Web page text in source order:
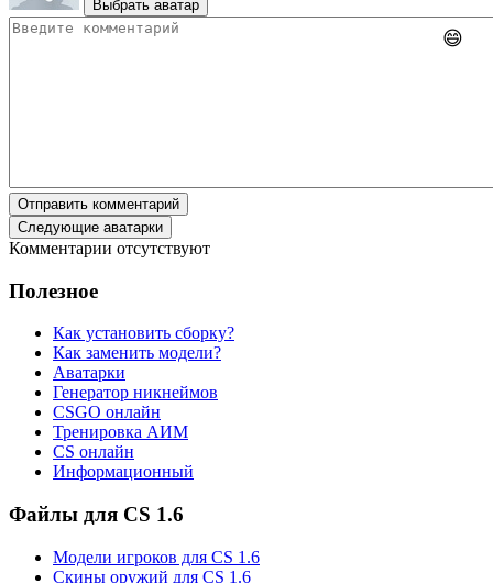
Выбрать аватар
😄
Отправить комментарий
Следующие аватарки
Комментарии отсутствуют
Полезное
Как установить сборку?
Как заменить модели?
Аватарки
Генератор никнеймов
CSGO онлайн
Тренировка АИМ
CS онлайн
Информационный
Файлы для CS 1.6
Модели игроков для CS 1.6
Скины оружий для CS 1.6